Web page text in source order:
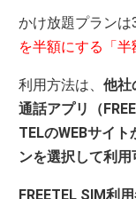
かけ放題プラン
を半額にする「半
利用方法は、他社
通話アプリ（
TELのWEBサイ
ンを選択して利用
FREETEL SIM利